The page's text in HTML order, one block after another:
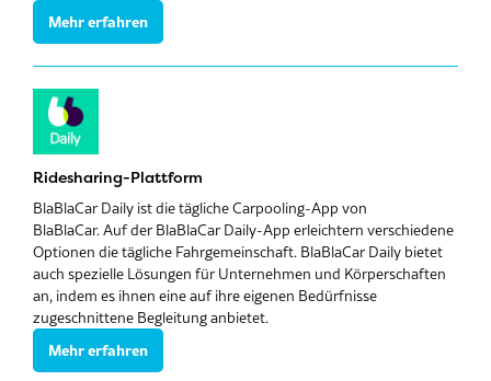
Mehr erfahren
Ridesharing-Plattform
BlaBlaCar Daily ist die tägliche Carpooling-App von
BlaBlaCar. Auf der BlaBlaCar Daily-App erleichtern verschiedene
Optionen die tägliche Fahrgemeinschaft. BlaBlaCar Daily bietet
auch spezielle Lösungen für Unternehmen und Körperschaften
an, indem es ihnen eine auf ihre eigenen Bedürfnisse
zugeschnittene Begleitung anbietet.
Mehr erfahren